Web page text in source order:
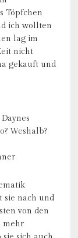
Töpfchen
ich wollten
lag im
nicht
gekauft und
Weshalb?
nach und
von den
mehr